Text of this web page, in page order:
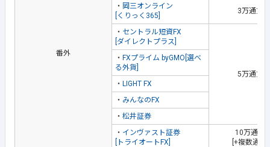
番外
・ 岡三オンライン
[くりっく365]
3万通貨
・ セントラル短資FX
[ダイレクトプラス]
5万通貨
・ FXプライム byGMO[選べ
る外貨]
・ LIGHT FX
・ みんなのFX
・ 松井証券
・ インヴァスト証券
[トライオートFX]
10万通貨
[+複数通貨